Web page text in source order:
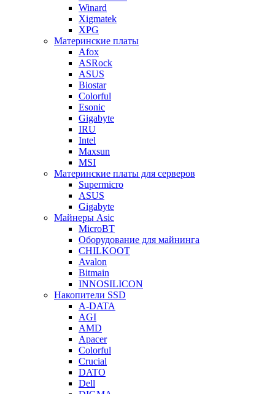
Winard
Xigmatek
XPG
Материнские платы
Afox
ASRock
ASUS
Biostar
Colorful
Esonic
Gigabyte
IRU
Intel
Maxsun
MSI
Материнские платы для серверов
Supermicro
ASUS
Gigabyte
Майнеры Asic
MicroBT
Оборудование для майнинга
CHILKOOT
Avalon
Bitmain
INNOSILICON
Накопители SSD
A-DATA
AGI
AMD
Apacer
Colorful
Crucial
DATO
Dell